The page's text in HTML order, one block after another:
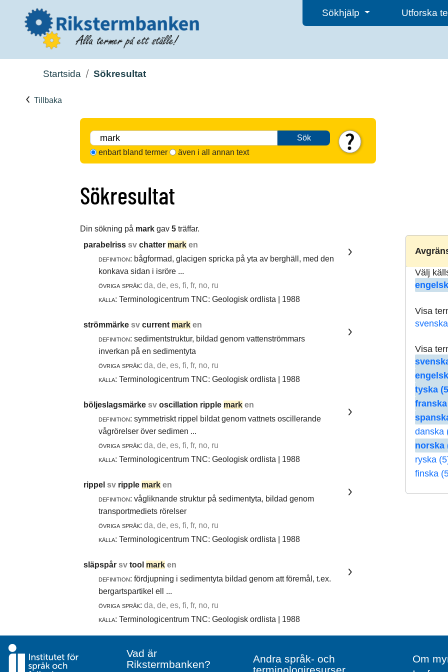
Sökhjälp Utforska
Startsida Sökresultat
Tillbaka
Sök
enbart bland termer
även i all annan text
Sökresultat
Din sökning på mark gav 5 träffar.
Välj
Visa
Visa
tyska
franska
danska
norska
ryska
finska
parabelriss sv chatter mark en
definition: bågformad, glacigen spricka på yta av berghäll, med den
konkava sidan i isröre ...
övriga språk: da, de, es, fi, fr, no, ru
källa: Terminologicentrum TNC: Geologisk ordlista | 1988
strömmärke sv current mark en
definition: sedimentstruktur, bildad genom vattenströmmars
inverkan på en sedimentyta
övriga språk: da, de, es, fi, fr, no, ru
källa: Terminologicentrum TNC: Geologisk ordlista | 1988
böljeslagsmärke sv oscillation ripple mark en
definition: symmetriskt rippel bildat genom vattnets oscillerande
vågrörelser över sedimen ...
övriga språk: da, de, es, fi, fr, no, ru
källa: Terminologicentrum TNC: Geologisk ordlista | 1988
rippel sv ripple mark en
definition: vågliknande struktur på sedimentyta, bildad genom
transportmediets rörelser
övriga språk: da, de, es, fi, fr, no, ru
källa: Terminologicentrum TNC: Geologisk ordlista | 1988
släpspår sv tool mark en
definition: fördjupning i sedimentyta bildad genom att föremål, t.ex.
bergartspartikel ell ...
övriga språk: da, de, es, fi, fr, no, ru
källa: Terminologicentrum TNC: Geologisk ordlista | 1988
Vad är
Rikstermbanken?
Andra språk- och
Om